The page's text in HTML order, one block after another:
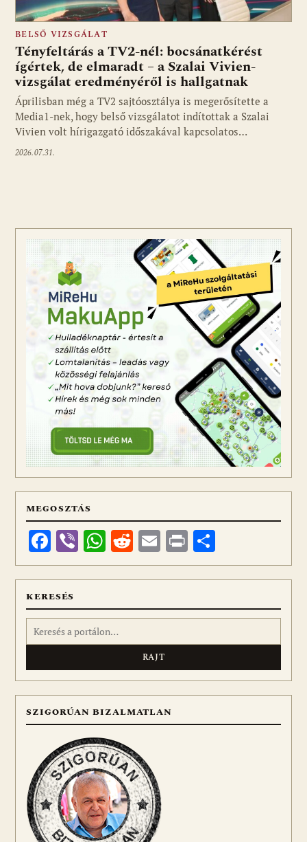
BELSŐ VIZSGÁLAT
Tényfeltárás a TV2-nél: bocsánatkérést
ígértek, de elmaradt – a Szalai Vivien-
vizsgálat eredményéről is hallgatnak
Áprilisban még a TV2 sajtóosztálya is megerősítette a
Media1-nek, hogy belső vizsgálatot indítottak a Szalai
Vivien volt hírigazgató időszakával kapcsolatos…
2026.07.31.
MEGOSZTÁS
Facebook
ViberWhatsApp
Reddit
Email
Print
meg
KERESÉS
Keresés:
SZIGORÚAN BIZALMATLAN